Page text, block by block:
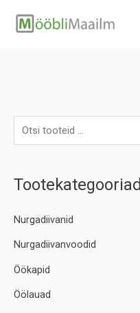
Tootekategooriad
Nurgadiivanid
Nurgadiivanvoodid
Öökapid
Öölauad